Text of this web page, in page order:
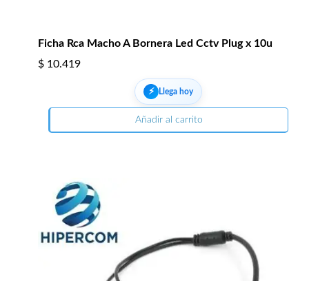
Ficha Rca Macho A Bornera Led Cctv Plug x 10u
$ 10.419
⚡︎ Llega hoy
Añadir al carrito